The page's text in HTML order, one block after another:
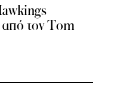
τον Tom